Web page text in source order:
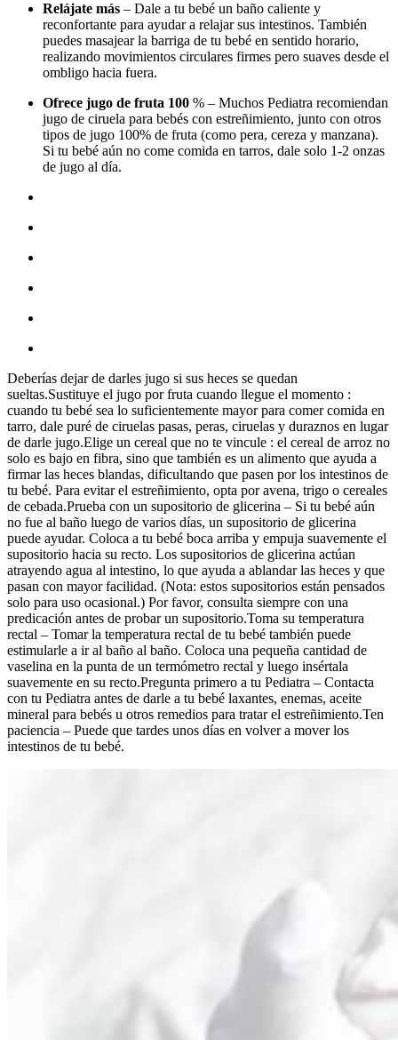
Relájate más – Dale a tu bebé un baño caliente y
reconfortante para ayudar a relajar sus intestinos. También
puedes masajear la barriga de tu bebé en sentido horario,
realizando movimientos circulares firmes pero suaves desde el
ombligo hacia fuera.
Ofrece jugo de fruta 100 % – Muchos Pediatra recomiendan
jugo de ciruela para bebés con estreñimiento, junto con otros
tipos de jugo 100% de fruta (como pera, cereza y manzana).
Si tu bebé aún no come comida en tarros, dale solo 1-2 onzas
de jugo al día.
Deberías dejar de darles jugo si sus heces se quedan
sueltas.Sustituye el jugo por fruta cuando llegue el momento :
cuando tu bebé sea lo suficientemente mayor para comer comida en
tarro, dale puré de ciruelas pasas, peras, ciruelas y duraznos en lugar
de darle jugo.Elige un cereal que no te vincule : el cereal de arroz no
solo es bajo en fibra, sino que también es un alimento que ayuda a
firmar las heces blandas, dificultando que pasen por los intestinos de
tu bebé. Para evitar el estreñimiento, opta por avena, trigo o cereales
de cebada.Prueba con un supositorio de glicerina – Si tu bebé aún
no fue al baño luego de varios días, un supositorio de glicerina
puede ayudar. Coloca a tu bebé boca arriba y empuja suavemente el
supositorio hacia su recto. Los supositorios de glicerina actúan
atrayendo agua al intestino, lo que ayuda a ablandar las heces y que
pasan con mayor facilidad. (Nota: estos supositorios están pensados
solo para uso ocasional.) Por favor, consulta siempre con una
predicación antes de probar un supositorio.Toma su temperatura
rectal – Tomar la temperatura rectal de tu bebé también puede
estimularle a ir al baño al baño. Coloca una pequeña cantidad de
vaselina en la punta de un termómetro rectal y luego insértala
suavemente en su recto.Pregunta primero a tu Pediatra – Contacta
con tu Pediatra antes de darle a tu bebé laxantes, enemas, aceite
mineral para bebés u otros remedios para tratar el estreñimiento.Ten
paciencia – Puede que tardes unos días en volver a mover los
intestinos de tu bebé.